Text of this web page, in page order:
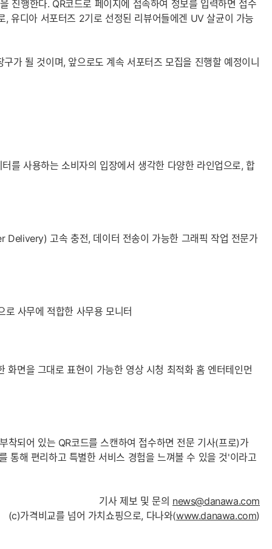
진행한다. QR코드로 페이지에 접속하여 정보를 입력하면 접수
유디아 서포터즈 2기로 선정된 리뷰어들에겐 UV 살균이 가능
가 될 것이며, 앞으로도 계속 서포터즈 모집을 진행할 예정이니
를 사용하는 소비자의 입장에서 생각한 다양한 라인업으로, 합
고속 충전, 데이터 전송이 가능한 그래픽 작업 전문가
사무에 적합한 사무용 모니터
면을 그대로 표현이 가능한 영상 시청 최적화 홈 엔터테인먼
착되어 있는 QR코드를 스캔하여 접수하면 전문 기사(프로)가
통해 편리하고 특별한 서비스 경험을 느껴볼 수 있을 것'이라고
기사 제보 및 문의 news@danawa.com
(c)가격비교를 넘어 가치쇼핑으로, 다나와(www.danawa.com)